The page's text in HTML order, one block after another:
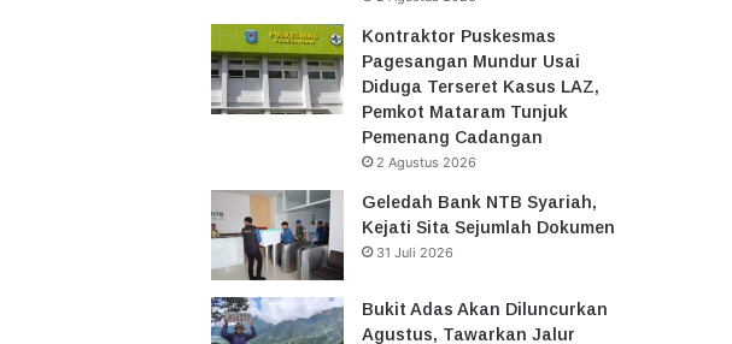
Kontraktor Puskesmas
Pagesangan Mundur Usai
Diduga Terseret Kasus LAZ,
Pemkot Mataram Tunjuk
Pemenang Cadangan
2 Agustus 2026
Geledah Bank NTB Syariah,
Kejati Sita Sejumlah Dokumen
31 Juli 2026
Bukit Adas Akan Diluncurkan
Agustus, Tawarkan Jalur